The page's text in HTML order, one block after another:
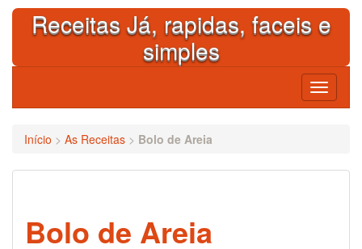
Skip
contentReceitas Já, rapidas, faceis e
simples
Toggle
Início > As Receitas > Bolo de Areia
Bolo de Areia